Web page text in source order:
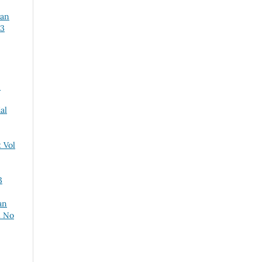
Vol
No